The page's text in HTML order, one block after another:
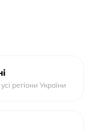
регіони України